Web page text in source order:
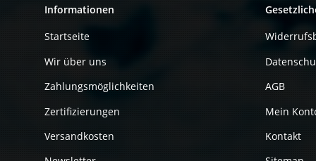
Informationen
Startseite
Wir über uns
Zahlungsmöglichkeiten
Zertifizierungen
Versandkosten
AGB
Mein
Kontakt